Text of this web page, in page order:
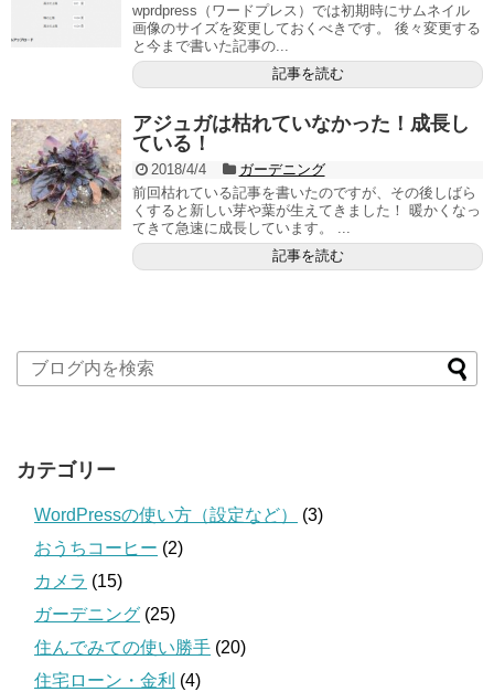
wprdpress（ワードプレス）では初期時にサムネイル
画像のサイズを変更しておくべきです。 後々変更する
と今まで書いた記事の...
記事を読む
アジュガは枯れていなかった！成長し
ている！
2018/4/4
ガーデニング
前回枯れている記事を書いたのですが、その後しばら
くすると新しい芽や葉が生えてきました！ 暖かくなっ
てきて急速に成長しています。 ...
記事を読む
カテゴリー
WordPressの使い方（設定など）
(3)
おうちコーヒー (2)
カメラ (15)
ガーデニング (25)
住んでみての使い勝手 (20)
住宅ローン・金利 (4)